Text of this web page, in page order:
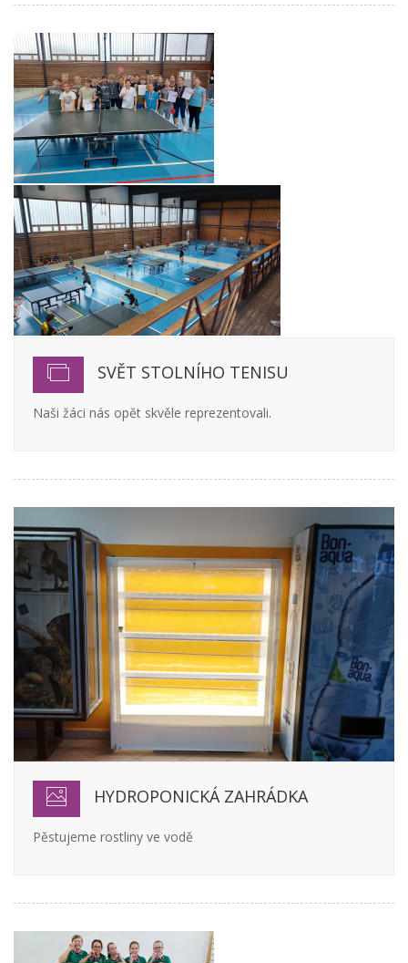
SVĚT STOLNÍHO TENISU
Naši žáci nás opět skvěle reprezentovali.
HYDROPONICKÁ ZAHRÁDKA
Pěstujeme rostliny ve vodě